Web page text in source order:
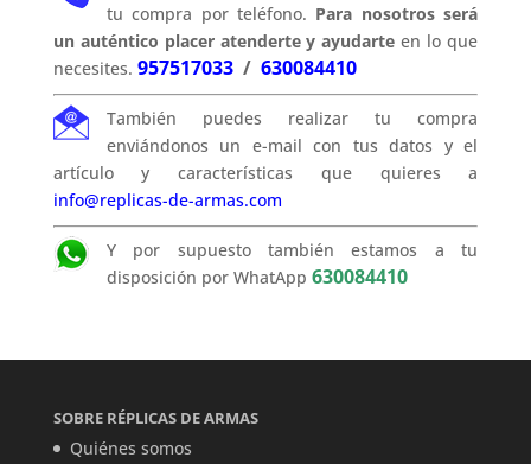
tu compra por teléfono. Para nosotros será
un auténtico placer atenderte y ayudarte en lo que
necesites. 957517033/ 630084410
También puedes realizar tu compra
enviándonos un e-mail con tus datos y el
artículo y características que quieres a
info@replicas-de-armas.com
Y por supuesto también estamos a tu
disposición por WhatApp 630084410
SOBRE RÉPLICAS DE ARMAS
Quiénes somos